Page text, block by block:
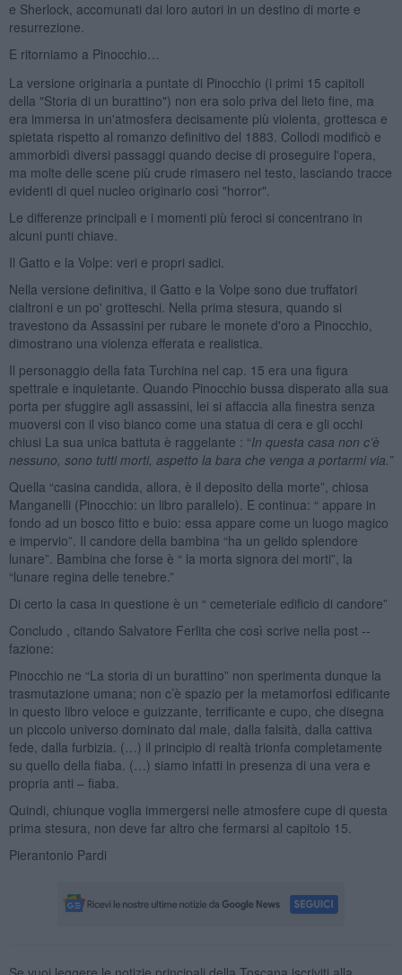
e Sherlock, accomunati dai loro autori in un destino di morte e
resurrezione.
E ritorniamo a Pinocchio…
La versione originaria a puntate di Pinocchio (i primi 15 capitoli
della "Storia di un burattino") non era solo priva del lieto fine, ma
era immersa in un'atmosfera decisamente più violenta, grottesca e
spietata rispetto al romanzo definitivo del 1883. Collodi modificò e
ammorbidì diversi passaggi quando decise di proseguire l'opera,
ma molte delle scene più crude rimasero nel testo, lasciando tracce
evidenti di quel nucleo originario così "horror".
Le differenze principali e i momenti più feroci si concentrano in
alcuni punti chiave.
Il Gatto e la Volpe: veri e propri sadici.
Nella versione definitiva, il Gatto e la Volpe sono due truffatori
cialtroni e un po' grotteschi. Nella prima stesura, quando si
travestono da Assassini per rubare le monete d'oro a Pinocchio,
dimostrano una violenza efferata e realistica.
Il personaggio della fata Turchina nel cap. 15 era una figura
spettrale e inquietante. Quando Pinocchio bussa disperato alla sua
porta per sfuggire agli assassini, lei si affaccia alla finestra senza
muoversi con il viso bianco come una statua di cera e gli occhi
chiusi La sua unica battuta è raggelante : “In questa casa non c’è
nessuno, sono tutti morti, aspetto la bara che venga a portarmi via.”
Quella “casina candida, allora, è il deposito della morte”, chiosa
Manganelli (Pinocchio: un libro parallelo). E continua: “ appare in
fondo ad un bosco fitto e buio: essa appare come un luogo magico
e impervio”. Il candore della bambina “ha un gelido splendore
lunare”. Bambina che forse è “ la morta signora dei morti”, la
“lunare regina delle tenebre.”
Di certo la casa in questione è un “ cemeteriale edificio di candore”
Concludo , citando Salvatore Ferlita che così scrive nella post --
fazione:
Pinocchio ne “La storia di un burattino” non sperimenta dunque la
trasmutazione umana; non c’è spazio per la metamorfosi edificante
in questo libro veloce e guizzante, terrificante e cupo, che disegna
un piccolo universo dominato dal male, dalla falsità, dalla cattiva
fede, dalla furbizia. (…) il principio di realtà trionfa completamente
su quello della fiaba. (…) siamo infatti in presenza di una vera e
propria anti – fiaba.
Quindi, chiunque voglia immergersi nelle atmosfere cupe di questa
prima stesura, non deve far altro che fermarsi al capitolo 15.
Pierantonio Pardi